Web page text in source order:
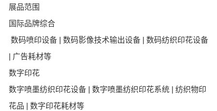
展品范围
国际品牌综合
数码喷印设备 | 数码影像技术输出设备 | 数码纺织印花设备
| 广告耗材等
数字印花
数字喷墨纺织印花设备 | 数字喷墨纺织印花系统 | 纺织物印
花品 | 数字印花耗材等